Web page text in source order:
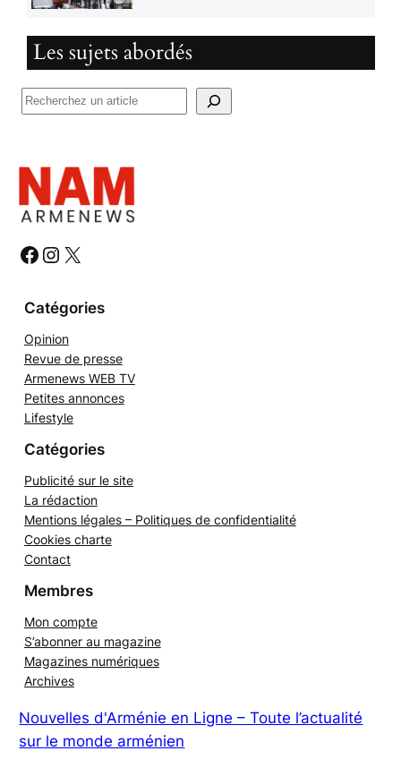
Les sujets abordés
R
h
e
r
h
r
# # #
Opinion
Revue de presse
Armenews WEB TV
Petites annonces
Publicité sur le site
La rédaction
Mentions légales – Politiques de confidentialité
Cookies charte
Mon compte
S’abonner au magazine
Magazines numériques
Nouvelles d'Arménie en Ligne – Toute l’actualité